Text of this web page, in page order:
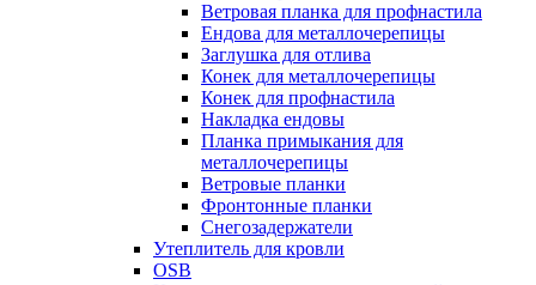
Ветровая планка для профнастила
Ендова для металлочерепицы
Заглушка для отлива
Конек для металлочерепицы
Конек для профнастила
Накладка ендовы
Планка примыкания для
металлочерепицы
Ветровые планки
Фронтонные планки
Снегозадержатели
Утеплитель для кровли
OSB